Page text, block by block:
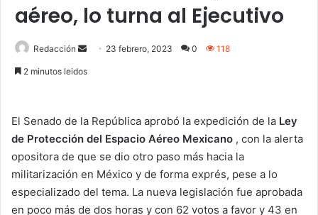
aéreo, lo turna al Ejecutivo
Redacción
a
n
23 febrero, 2023 0 118
2 minutos leidos
El Senado de la República aprobó la expedición de la Ley
de Protección del Espacio Aéreo Mexicano , con la alerta
opositora de que se dio otro paso más hacia la
militarización en México y de forma exprés, pese a lo
especializado del tema. La nueva legislación fue aprobada
en poco más de dos horas y con 62 votos a favor y 43 en